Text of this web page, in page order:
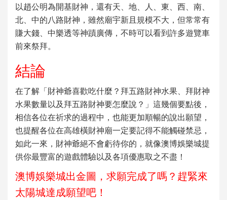
以趙公明為開基財神，還有天、地、人、東、西、南、
北、中的八路財神，雖然廟宇新且規模不大，但常常有
賺大錢、中樂透等神蹟廣傳，不時可以看到許多遊覽車
前來祭拜。
結論
在了解「財神爺喜歡吃什麼 ？ 拜五路財神水果、 拜財神
水果數量以及拜五路財神要怎麼說 ？」這幾個要點後，
相信各位在祈求的過程中，也能更加順暢的說出願望，
也提醒各位在高雄橫財神廟一定要記得不能觸碰禁忌，
如此一來， 財神爺絕不會虧待你的，就像澳博娛樂城提
供你最豐富的遊戲體驗以及各項優惠取之不盡！
澳博娛樂城出金圖，求願完成了嗎？趕緊來
太陽城達成願望吧！